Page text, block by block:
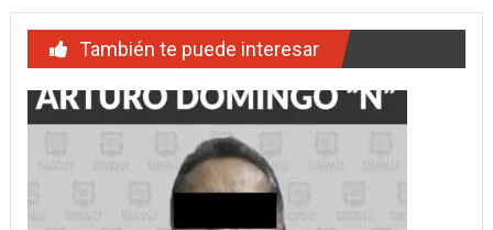
También te puede interesar